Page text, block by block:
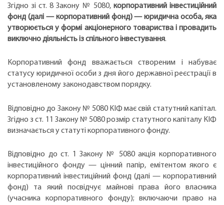
Згідно зі ст. 8 Закону № 5080, корпоративний інвестиційний
фонд (далі — корпоративний фонд) — юридична особа, яка
утворюється у формі акціонерного товариства і провадить
виключно діяльність із спільного інвестування.
Корпоративний фонд вважається створеним і набуває
статусу юридичної особи з дня його державної реєстрації в
установленому законодавством порядку.
Відповідно до Закону № 5080 КІФ має свій статутний капітал.
Згідно з ст. 11 Закону № 5080 розмір статутного капіталу КІФ
визначається у статуті корпоративного фонду.
Відповідно до ст. 1 Закону № 5080 акція корпоративного
інвестиційного фонду — цінний папір, емітентом якого є
корпоративний інвестиційний фонд (далі — корпоративний
фонд) та який посвідчує майнові права його власника
(учасника корпоративного фонду); включаючи право на